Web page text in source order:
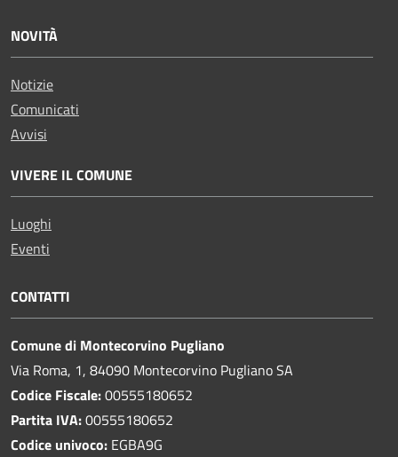
NOVITÀ
Notizie
Comunicati
Avvisi
VIVERE IL COMUNE
Luoghi
Eventi
CONTATTI
Comune di Montecorvino Pugliano
Via Roma, 1, 84090 Montecorvino Pugliano SA
Codice Fiscale:00555180652
Partita IVA:00555180652
Codice univoco: EGBA9G